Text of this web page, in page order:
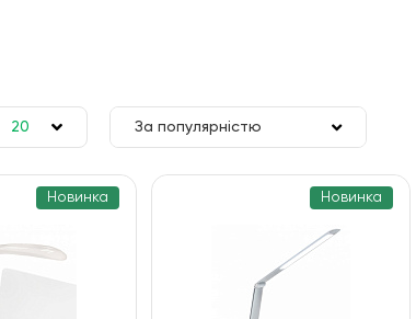
20
100
За популярністю
Новинка Новинка